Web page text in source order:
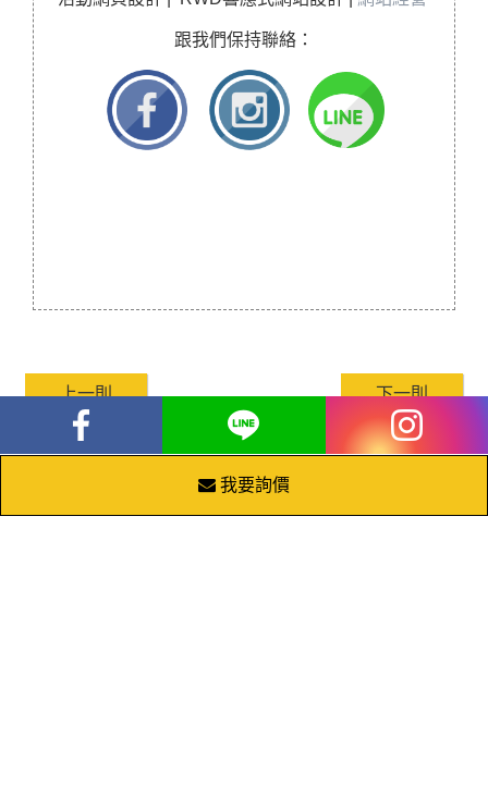
跟我們保持聯絡：
上一則 下一則
我要詢價